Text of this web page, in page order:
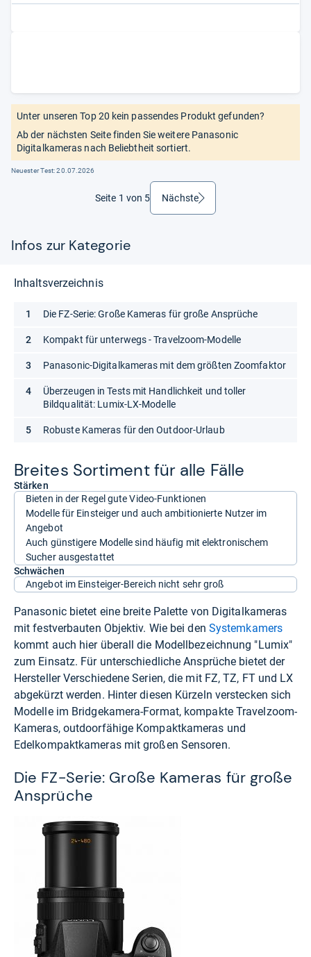
Unter unseren Top 20 kein passendes Produkt gefunden?
Ab der nächsten Seite finden Sie weitere Panasonic
Digitalkameras nach Beliebtheit sortiert.
Neuester Test:20.07.2026
Seite 1 von 5 Nächsteweiter
Infos zur Kategorie
Brei­tes Sor­ti­ment für alle Fälle
Stärken
Bieten in der Regel gute Video-Funktionen
Modelle für Einsteiger und auch ambitionierte Nutzer im
Angebot
Auch günstigere Modelle sind häufig mit elektronischem
Sucher ausgestattet
Schwächen
Angebot im Einsteiger-Bereich nicht sehr groß
Panasonic bietet eine breite Palette von Digitalkameras
mit festverbauten Objektiv. Wie bei den Systemkamers
kommt auch hier überall die Modellbezeichnung "Lumix"
zum Einsatz. Für unterschiedliche Ansprüche bietet der
Hersteller Verschiedene Serien, die mit FZ, TZ, FT und LX
abgekürzt werden. Hinter diesen Kürzeln verstecken sich
Modelle im Bridgekamera-Format, kompakte Travelzoom-
Kameras, outdoorfähige Kompaktkameras und
Edelkompaktkameras mit großen Sensoren.
Die FZ-Serie: Große Kameras für große
Ansprüche
Inhaltsverzeichnis
Die FZ-Serie: Große Kameras für große Ansprüche
Kompakt für unterwegs - Travelzoom-Modelle
Panasonic-Digitalkameras mit dem größten Zoomfaktor
Überzeugen in Tests mit Handlichkeit und toller
Bildqualität: Lumix-LX-Modelle
Robuste Kameras für den Outdoor-Urlaub